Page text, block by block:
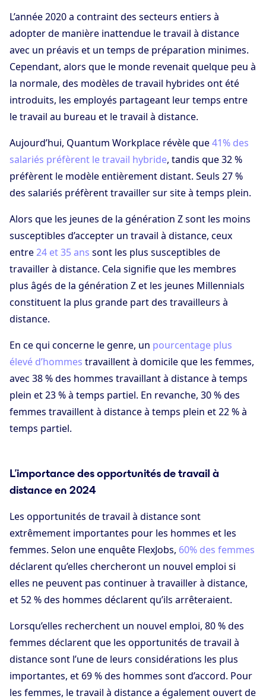
L’année 2020 a contraint des secteurs entiers à
adopter de manière inattendue le travail à distance
avec un préavis et un temps de préparation minimes.
Cependant, alors que le monde revenait quelque peu à
la normale, des modèles de travail hybrides ont été
introduits, les employés partageant leur temps entre
le travail au bureau et le travail à distance.
Aujourd’hui, Quantum Workplace révèle que41% des
salariés préfèrent le travail hybride, tandis que 32 %
préfèrent le modèle entièrement distant. Seuls 27 %
des salariés préfèrent travailler sur site à temps plein.
Alors que les jeunes de la génération Z sont les moins
susceptibles d’accepter un travail à distance, ceux
entre24 et 35 ans sont les plus susceptibles de
travailler à distance. Cela signifie que les membres
plus âgés de la génération Z et les jeunes Millennials
constituent la plus grande part des travailleurs à
distance.
En ce qui concerne le genre, un pourcentage plus
élevé d’hommes travaillent à domicile que les femmes,
avec 38 % des hommes travaillant à distance à temps
plein et 23 % à temps partiel. En revanche, 30 % des
femmes travaillent à distance à temps plein et 22 % à
temps partiel.
L’importance des opportunités de travail à
distance en 2024
Les opportunités de travail à distance sont
extrêmement importantes pour les hommes et les
femmes. Selon une enquête FlexJobs, 60% des femmes
déclarent qu’elles chercheront un nouvel emploi si
elles ne peuvent pas continuer à travailler à distance,
et 52 % des hommes déclarent qu’ils arrêteraient.
Lorsqu’elles recherchent un nouvel emploi, 80 % des
femmes déclarent que les opportunités de travail à
distance sont l’une de leurs considérations les plus
importantes, et 69 % des hommes sont d’accord. Pour
les femmes, le travail à distance a également ouvert de